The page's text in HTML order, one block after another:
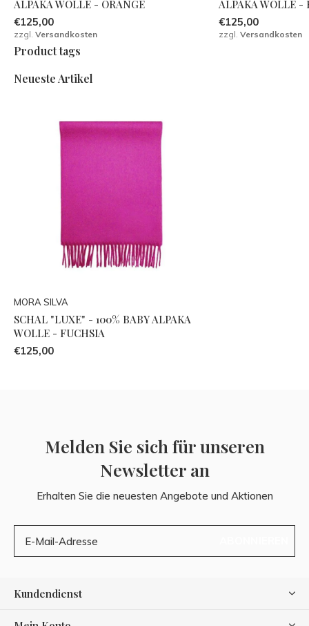
ALPAKA WOLLE - ORANGE
€125,00
zzgl. Versandkosten
ALPAKA WOLLE -
€125,00
zzgl.Versandkosten
Product tags
Neueste Artikel
MORA SILVA
SCHAL "LUXE" - 100% BABY ALPAKA
WOLLE - FUCHSIA
€125,00
Melden Sie sich für unseren
Newsletter an
Erhalten Sie die neuesten Angebote und Aktionen
Kundendienst